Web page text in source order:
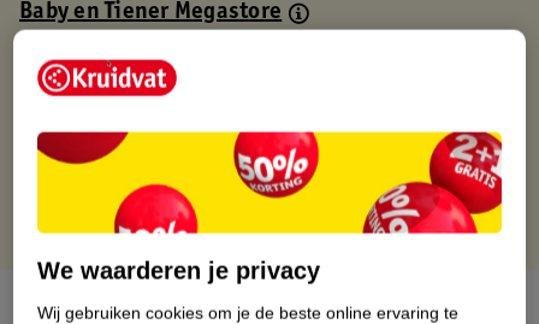
Baby en Tiener Megastore
Binnen 1 werkdag verstuurd
Gratis thuisbezorgd
Gratis punten met je Kruidvat kaart
Over dit product
We waarderen je privacy
Wij gebruiken cookies om je de beste online ervaring te